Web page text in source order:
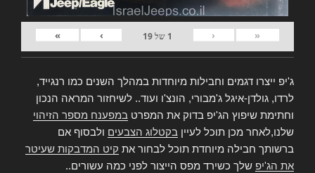
«
‹
1 של19
›
»
ג'יפ ייצרו דגמים וחבילות מיוחדות במהלך השנים כמו רנגייד,
לרדו, גולדן-איגל ג'מבורי, הונצ'ו ועוד.. לשיחזור המראה הנכון
וחתימת שיפוץ הג'יפ בדוק את המפרט במפענח מספר הזיהוי
שלנו,לאחר מכן תוכל לעיין בקטלוג הצבעים ולבסוף אם
ברשותך חבילה מיוחדת תוכל לבחור את קיט המדבקות שעיטר
את הג'יפ שלך כשירד מפס הייצור לפני כמה עשורים..